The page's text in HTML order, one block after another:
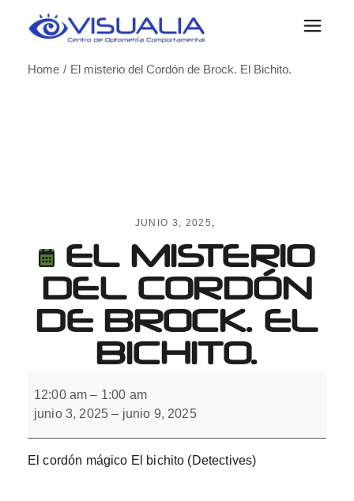
Home
El misterio del Cordón de Brock. El Bichito.
JUNIO 3, 2025
EL MISTERIO
DEL CORDÓN
DE BROCK. EL
BICHITO.
misterio
del
Cordón
Brock.
El
Bichito.
12:00 am – 1:00 am
junio 3, 2025 – junio 9, 2025
El cordón mágico El bichito (Detectives)